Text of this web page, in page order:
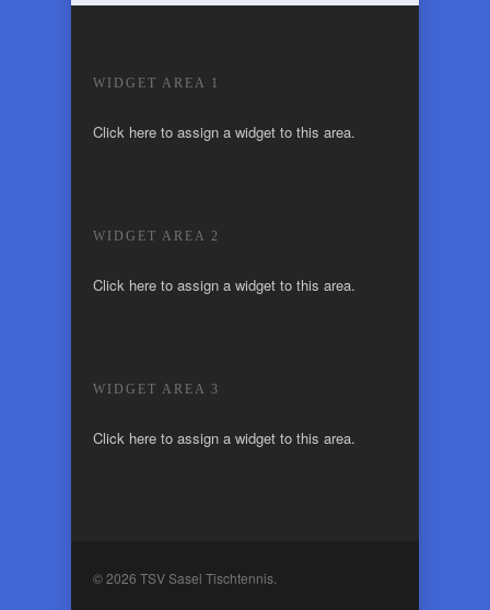
WIDGET AREA 1
Click here to assign a widget to this area.
WIDGET AREA 2
Click here to assign a widget to this area.
WIDGET AREA 3
Click here to assign a widget to this area.
© 2026 TSV Sasel Tischtennis.